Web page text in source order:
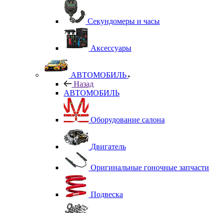
Секундомеры и часы
Аксессуары
АВТОМОБИЛЬ
Назад
АВТОМОБИЛЬ
Оборудование салона
Двигатель
Оригинальные гоночные запчасти
Подвеска